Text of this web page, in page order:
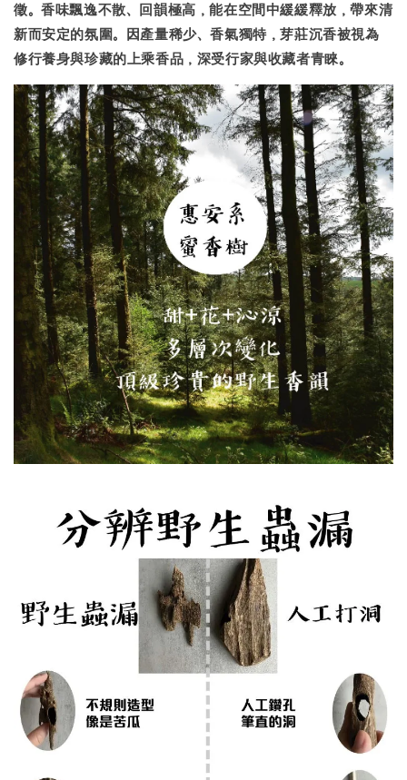
徵。香味飄逸不散、回韻極高，能在空間中緩緩釋放，帶來清
新而安定的氛圍。因產量稀少、香氣獨特，芽莊沉香被視為
修行養身與珍藏的上乘香品 ，深受行家與收藏者青睞。